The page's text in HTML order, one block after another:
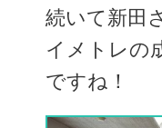
続いて新田
イメトレの
ですね！